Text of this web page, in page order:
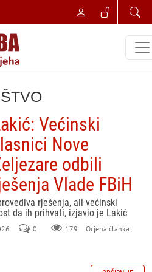
Većinski
Nove
odbili
Vlade FBiH
rješenja, ali većinski
da ih prihvati, izjavio je Lakić
0 179
Ocjena članka: